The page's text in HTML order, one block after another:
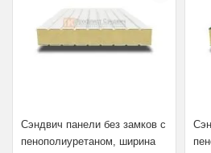
Сэндвич панели без замков с
пенополиуретаном, ширина